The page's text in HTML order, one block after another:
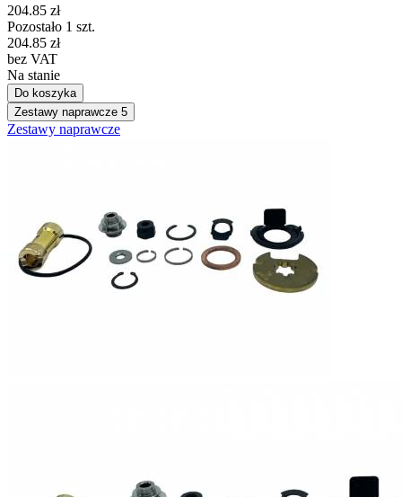
204.85 zł
Pozostało 1 szt.
204.85 zł
bez VAT
Na stanie
Do koszyka
Zestawy naprawcze 5
Zestawy naprawcze